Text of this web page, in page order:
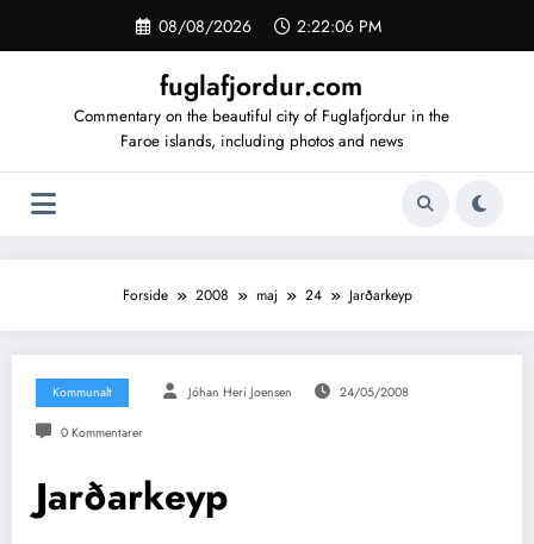
indhold
08/08/2026 2:22:07 PM
fuglafjordur.com
Commentary on the beautiful city of Fuglafjordur in the
Faroe islands, including photos and news
Forside 2008 maj 24 Jarðarkeyp
Kommunalt Jóhan Heri Joensen 24/05/2008
0 Kommentarer
Jarðarkeyp